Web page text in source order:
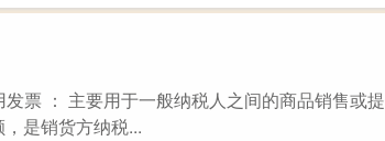
票 ： 主要用于一般纳税人之间的商品销售或
是销货方纳税...